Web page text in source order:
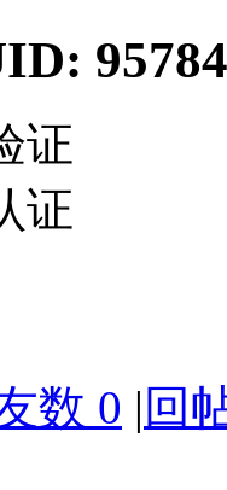
证
证
数 0 | 回